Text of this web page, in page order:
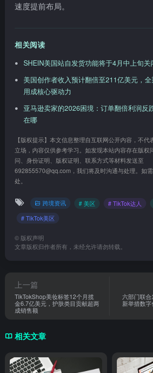
速度提前布局。
相关阅读
SHEIN美国站自发货功能将于4月中上旬关
美国创作者收入预计翻倍至211亿美元，
用成核心驱动力
亚马逊卖家的2026困境：订单翻倍利润反
在哪
【版权提示】本文信息整理自互联网公开内容，不
立场，内容仅供参考学习。如发现本站内容存在版权
问、身份证明、版权证明、联系方式等材料发送至
692855570@qq.com，我们将及时沟通与处理。如
处。
跨境资讯 # 美区 # TikTok达人
# TikTok美区
© 版权声明
文章版权归作者所有，未经允许请勿转载。
上一篇
TikTokShop美妆标签12个月揽
金6.7亿美元，护肤类目贡献超两
成销售额
六部门联
新举措数
相关文章